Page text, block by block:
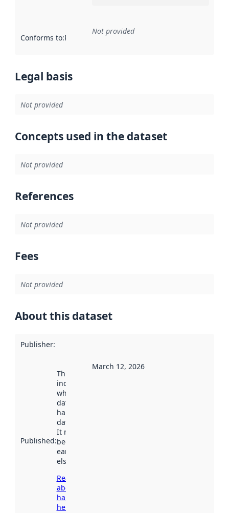
Conforms to:Reference to an implementation rule or other
Not provided
Legal basis
Not provided
Concepts used in the dataset
Not provided
References
Not provided
Fees
Not provided
About this dataset
Publisher:
Published:
This date
indicates
when the
dataset was
harvested by
data.norge.no.
It may have
been available
earlier
elsewhere.
Read more
about
harvesting
here
March 12, 2026